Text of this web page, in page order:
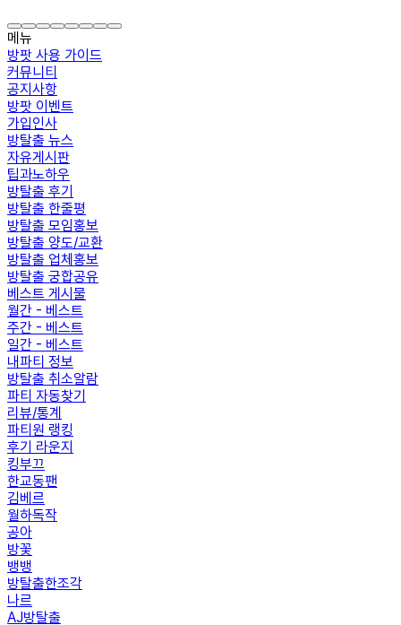
메뉴
방팟 사용 가이드
커뮤니티
공지사항
방팟 이벤트
가입인사
방탈출 뉴스
자유게시판
팁과노하우
방탈출 후기
방탈출 한줄평
방탈출 모임홍보
방탈출 양도/교환
방탈출 업체홍보
방탈출 궁합공유
베스트 게시물
월간 - 베스트
주간 - 베스트
일간 - 베스트
내파티 정보
방탈출 취소알람
파티 자동찾기
리뷰/통계
파티원 랭킹
후기 라운지
킹부끄
한교동팬
김베르
월하독작
공아
방꽃
뱅뱅
방탈출한조각
나르
AJ방탈출